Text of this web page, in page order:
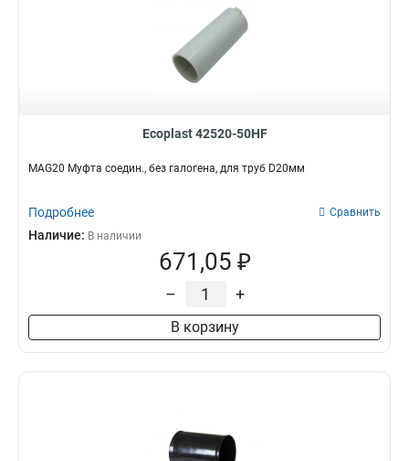
Ecoplast 42520-50HF
MAG20 Муфта соедин., без галогена, для труб D20мм
Подробнее Сравнить
Наличие: В наличии
671,05 ₽
– +
В корзину